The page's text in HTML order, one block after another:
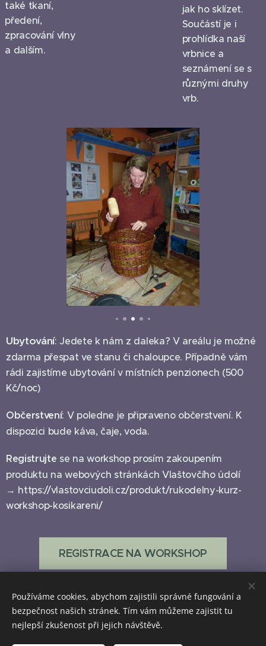
také tkaní,
předení,
zpracování vlny
a dalším.
jak ho sklízet.
Součástí je i
prohlídka naší
vrbnice a
seznámení se s
různými druhy
vrb.
Ubytování: Jedete k nám z daleka? V areálu je možné
zdarma přespat ve stanu či chaloupce. Případně vám
rádi zajistíme ubytování v místních penzionech (500
Kč/noc)
Občerstvení: V poledne je připraveno občerstvení. K
dispozici bude káva, čaje, voda.
Registrujtese na workshop prosím zakoupením
produktu na webových stránkách Vlaštovčího údolí
→ https://vlastovciudoli.cz/produkt/rukodelny-kurz-
workshop-kosikareni/
REGISTRACE NA WORKSHOP
Používáme cookies, abychom zajistili správné fungování a
bezpečnost našich stránek. Tím vám můžeme zajistit tu
nejlepší zkušenost při jejich návštěvě.